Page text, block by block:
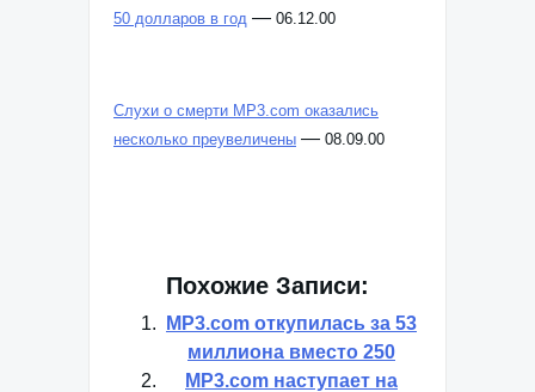
50 долларов в год — 06.12.00
Слухи о смерти MP3.com оказались
несколько преувеличены — 08.09.00
Похожие Записи:
MP3.com откупилась за 53
миллиона вместо 250
MP3.com наступает на